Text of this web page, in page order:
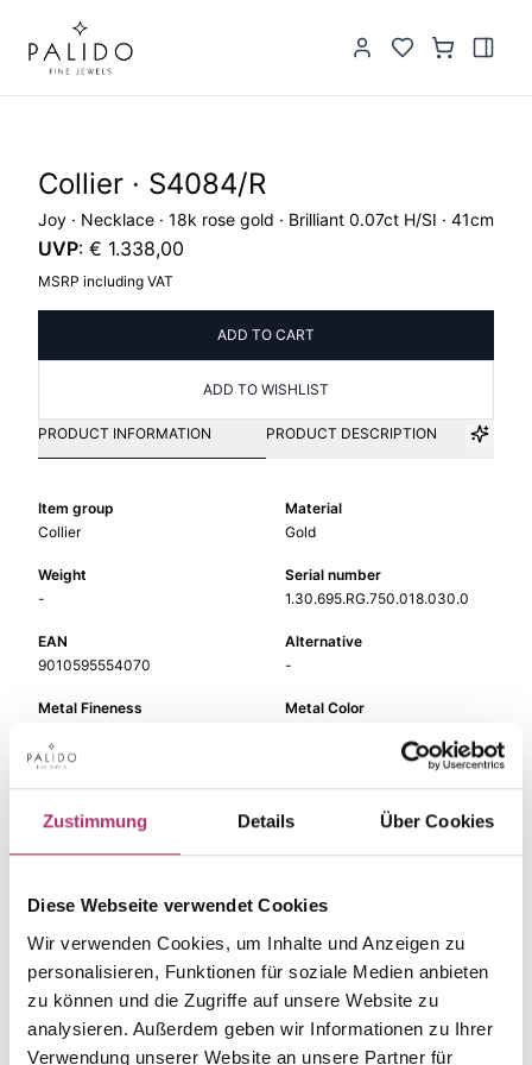
Zustimmung Details Über Cookies
Diese Webseite verwendet Cookies
Wir verwenden Cookies, um Inhalte und Anzeigen zu
personalisieren, Funktionen für soziale Medien anbieten
zu können und die Zugriffe auf unsere Website zu
analysieren. Außerdem geben wir Informationen zu Ihrer
Verwendung unserer Website an unsere Partner für
Collier · S4084/R
Joy · Necklace · 18k rose gold · Brilliant 0.07ct H/SI · 41cm
UVP: € 1.338,00
MSRP including VAT
ADD TO CART
ADD TO WISHLIST
PRODUCT INFORMATION PRODUCT DESCRIPTION
Item group
Collier
Material
Gold
Weight
-
Serial number
1.30.695.RG.750.018.030.0
EAN
9010595554070
Alternative
-
Metal Fineness
Metal Color
Length
Width